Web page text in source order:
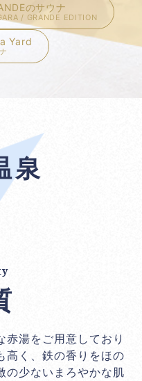
のサウナ
/ GRANDE EDITION
Yard
泉
赤湯をご用意しており
高く、鉄の香りをほの
の少ないまろやかな肌